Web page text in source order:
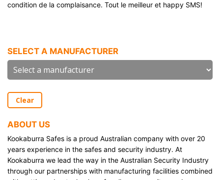
condition de la complaisance. Tout le meilleur et happy SMS!
SELECT A MANUFACTURER
Clear
ABOUT US
Kookaburra Safes is a proud Australian company with over 20
years experience in the safes and security industry. At
Kookaburra we lead the way in the Australian Security Industry
through our partnerships with manufacturing facilities combined